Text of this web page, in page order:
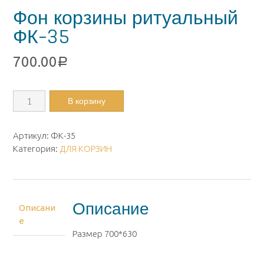
Фон корзины ритуальный
ФК-35
700.00 Р
Количество
Фон
ритуальный
ФК-35
В корзину
Артикул: ФК-35
Категория: ДЛЯ КОРЗИН
Описани
е
Описание
Размер 700*630